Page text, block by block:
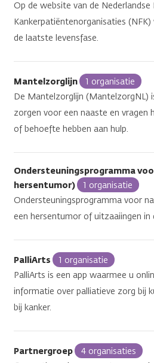
Op de website van de Nederlandse
Kankerpatiëntenorganisaties
de laatste levensfase.
Mantelzorglijn
1 organisatie
De Mantelzorglijn (MantelzorgNL)
zorgen voor een naaste en vragen
of behoefte hebben aan hulp.
Ondersteuningsprogramma
hersentumor)
1 organisatie
Ondersteuningsprogramma voor
een hersentumor of uitzaaiingen in
PalliArts
1 organisatie
PalliArts is een app waarmee u
informatie over palliatieve zorg bij
bij kanker.
Partnergroep
4 organisaties